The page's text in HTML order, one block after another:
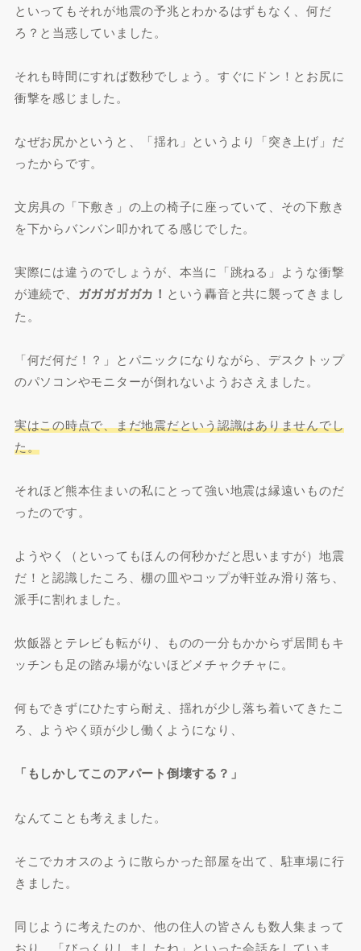
といってもそれが地震の予兆とわかるはずもなく、何だ
ろ？と当惑していました。
それも時間にすれば数秒でしょう。すぐにドン！とお尻に
衝撃を感じました。
なぜお尻かというと、「揺れ」というより「突き上げ」だ
ったからです。
文房具の「下敷き」の上の椅子に座っていて、その下敷き
を下からバンバン叩かれてる感じでした。
実際には違うのでしょうが、本当に「跳ねる」ような衝撃
が連続で、 ガガガガガカ！ という轟音と共に襲ってきまし
た。
「何だ何だ！？」とパニックになりながら、デスクトップ
のパソコンやモニターが倒れないようおさえました。
実はこの時点で、まだ地震だという認識はありませんでし
た。
それほど熊本住まいの私にとって強い地震は縁遠いものだ
ったのです。
ようやく（といってもほんの何秒かだと思いますが）地震
だ！と認識したころ、棚の皿やコップが軒並み滑り落ち、
派手に割れました。
炊飯器とテレビも転がり、ものの一分もかからず居間もキ
ッチンも足の踏み場がないほどメチャクチャに。
何もできずにひたすら耐え、揺れが少し落ち着いてきたこ
ろ、ようやく頭が少し働くようになり、
「もしかしてこのアパート倒壊する？」
なんてことも考えました。
そこでカオスのように散らかった部屋を出て、駐車場に行
きました。
同じように考えたのか、他の住人の皆さんも数人集まって
おり、「びっくりしましたね」といった会話をしていま